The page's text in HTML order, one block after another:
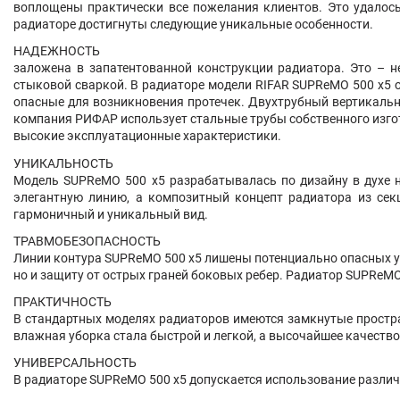
воплощены практически все пожелания клиентов. Это
радиаторе достигнуты следующие уникальные особенности.
НАДЕЖНОСТЬ
заложена в запатентованной конструкции радиатора. Это –
стыковой сваркой. В радиаторе модели RIFAR SUPReMO 500
опасные для возникновения протечек. Двухтрубный
компания РИФАР использует стальные трубы собственного
высокие эксплуатационные характеристики.
УНИКАЛЬНОСТЬ
Модель SUPReMO 500 х5 разрабатывалась по дизайну в
элегантную линию, а композитный концепт радиатора из
гармоничный и уникальный вид.
ТРАВМОБЕЗОПАСНОСТЬ
Линии контура SUPReMO 500 х5 лишены потенциально
но и защиту от острых граней боковых ребер. Радиатор
ПРАКТИЧНОСТЬ
В стандартных моделях радиаторов имеются замкнутые
влажная уборка стала быстрой и легкой, а высочайшее
УНИВЕРСАЛЬНОСТЬ
В радиаторе SUPReMO 500 х5 допускается использование